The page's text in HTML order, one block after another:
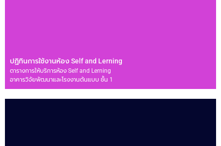
ปฏิทินการใช้งานห้อง Self and Lerning
ตารางการให้บริการห้อง Self and Lerning
อาคารวิจัยพัฒนาและโรงงานต้นแบบ ชั้น 1